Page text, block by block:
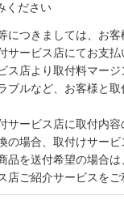
ください
につきましては、お
サービス店にてお支払
ス店より取付料マー
ブルなど、お客様と
サービス店に取付内
の場合、取付けサー
品を送付希望の場合
店ご紹介サービスを